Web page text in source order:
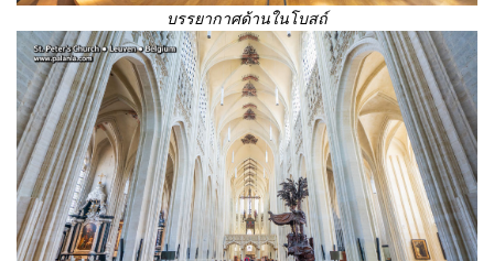
บรรยากาศด้านในโบสถ์